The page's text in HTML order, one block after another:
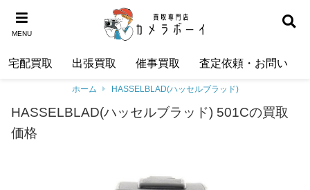
MENU
宅配買取 出張買取 催事買取 査定依頼・お問い合
ホーム HASSELBLAD(ハッセルブラッド)
HASSELBLAD(ハッセルブラッド) 501Cの買取
価格